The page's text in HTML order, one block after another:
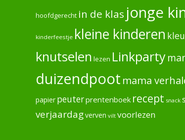
hoofdgerecht in de klas jonge
kinderfeestje kleine kinderen
knutselen lezen Linkparty
duizendpoot mama
papier peuterprentenboek recept snack
verjaardagverven vilt voorlezen